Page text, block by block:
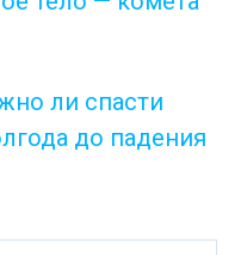
ли спасти
до падения